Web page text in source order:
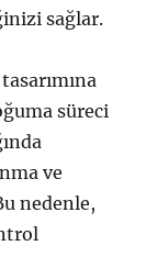
sağlar.
süreci
ve
nedenle,